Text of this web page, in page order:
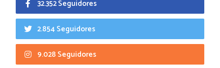
32.352 Seguidores
2.854 Seguidores
9.028 Seguidores